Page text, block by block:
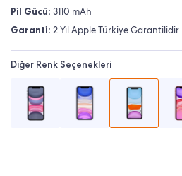
Pil Gücü: 3110 mAh
Garanti: 2 Yıl Apple Türkiye Garantilidir
Diğer Renk Seçenekleri